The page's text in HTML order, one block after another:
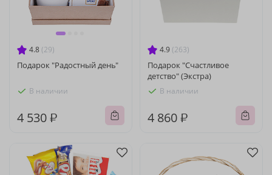
4.8 (29)
Подарок "Радостный день"
В наличии
4 530 ₽
4.9 (263)
Подарок "Счастливое
детство" (Экстра)
В наличии
4 860 ₽